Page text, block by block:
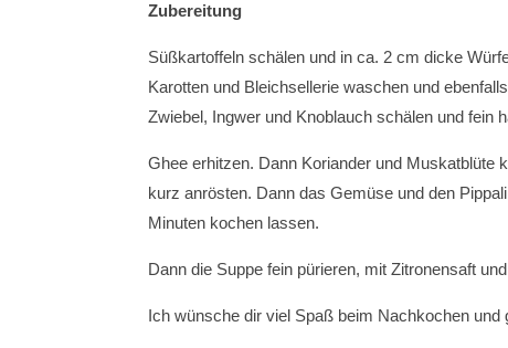
Zubereitung
Süßkartoffeln schälen und in ca. 2 cm dicke
Karotten und Bleichsellerie waschen und
Zwiebel, Ingwer und Knoblauch schälen und fein
Ghee erhitzen. Dann Koriander und Muskatblüte
kurz anrösten. Dann das Gemüse und den
Minuten kochen lassen.
Dann die Suppe fein pürieren, mit Zitronensaft
Ich wünsche dir viel Spaß beim Nachkochen und